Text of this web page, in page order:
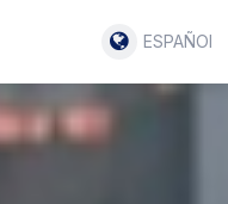
ESPAÑOL